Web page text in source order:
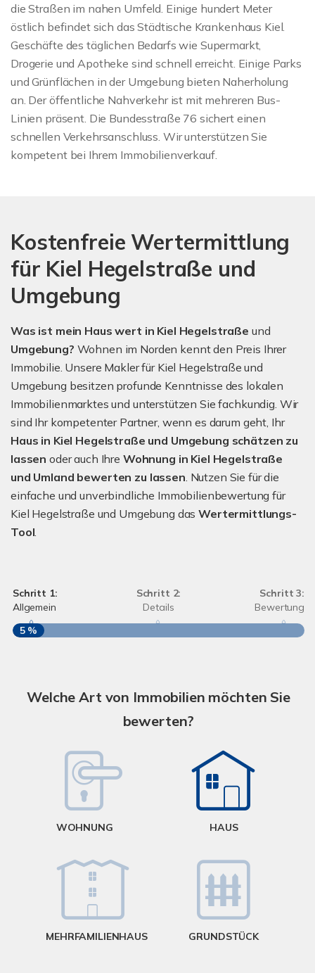
die Straßen im nahen Umfeld. Einige hundert Meter
östlich befindet sich das Städtische Krankenhaus Kiel.
Geschäfte des täglichen Bedarfs wie Supermarkt,
Drogerie und Apotheke sind schnell erreicht. Einige Parks
und Grünflächen in der Umgebung bieten Naherholung
an. Der öffentliche Nahverkehr ist mit mehreren Bus-
Linien präsent. Die Bundesstraße 76 sichert einen
schnellen Verkehrsanschluss. Wir unterstützen Sie
kompetent bei Ihrem Immobilienverkauf.
Kostenfreie Wertermittlung
für Kiel Hegelstraße und
Umgebung
Was ist mein Haus wert in Kiel Hegelstraße und
Umgebung? Wohnen im Norden kennt den Preis Ihrer
Immobilie. Unsere Makler für Kiel Hegelstraße und
Umgebung besitzen profunde Kenntnisse des lokalen
Immobilienmarktes und unterstützen Sie fachkundig. Wir
sind Ihr kompetenter Partner, wenn es darum geht, Ihr
Haus in Kiel Hegelstraße und Umgebung schätzen zu
lassen oder auch Ihre Wohnung in Kiel Hegelstraße
und Umland bewerten zu lassen . Nutzen Sie für die
einfache und unverbindliche Immobilienbewertung für
Kiel Hegelstraße und Umgebung dasWertermittlungs-
Tool
Schritt 1:
Allgemein
Schritt 2:
Details
Schritt 3:
Bewertung
5 %
Welche Art von Immobilien möchten Sie
bewerten?
WOHNUNG HAUS
MEHRFAMILIENHAUS GRUNDSTÜCK